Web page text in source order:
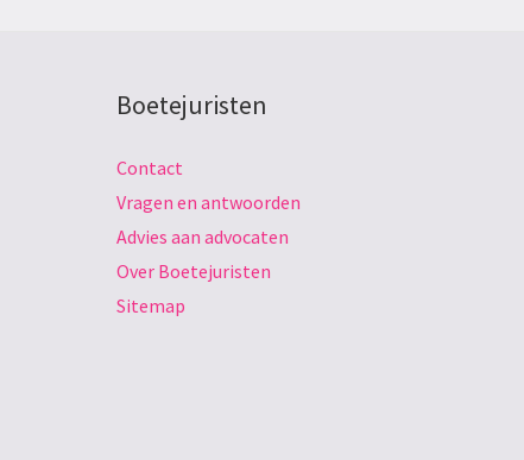
Boetejuristen
Contact
Vragen en antwoorden
Advies aan advocaten
Over Boetejuristen
Sitemap